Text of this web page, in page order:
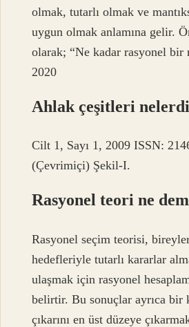
olmak, tutarlı olmak ve
uygun olmak anlamına gelir.
olarak; “Ne kadar rasyonel bir
2020
Ahlak çeşitleri
Cilt 1, Sayı 1, 2009 ISSN:
(Çevrimiçi) Şekil-I.
Rasyonel teori ne
Rasyonel seçim teorisi,
hedefleriyle tutarlı kararlar
ulaşmak için rasyonel
belirtir. Bu sonuçlar ayrıca bir
çıkarını en üst düzeye